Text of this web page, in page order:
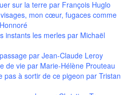
sur la terre par François Huglo
mon cœur, fugaces comme
instants les merles par Michaël
par Jean-Claude Leroy
de vie par Marie-Hélène Prouteau
pas à sortir de ce pigeon par Tristan